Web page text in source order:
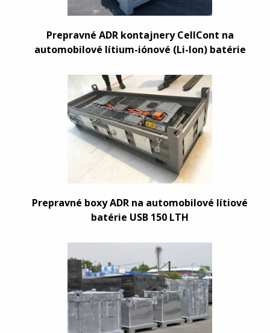
Prepravné ADR kontajnery CellCont na
automobilové lítium-iónové (Li-Ion) batérie
Prepravné boxy ADR na automobilové lítiové
batérie USB 150 LTH